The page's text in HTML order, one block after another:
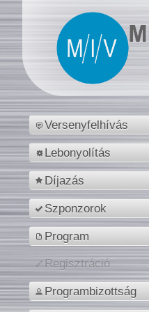
Versenyfelhívás
Lebonyolítás
Díjazás
Szponzorok
Program
Regisztráció
Programbizottság